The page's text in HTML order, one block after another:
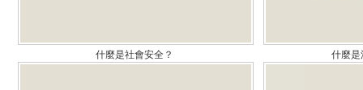
什麼是社會安全？ 什麼是